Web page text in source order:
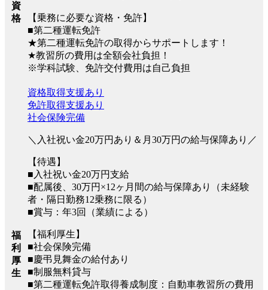
資
格
【乗務に必要な資格・免許】
■第二種運転免許
★第二種運転免許の取得からサポートします！
★教習所の費用は全額会社負担！
※学科試験、免許交付費用は自己負担
福
利
厚
生
資格取得支援あり
免許取得支援あり
社会保険完備
＼入社祝い金20万円あり＆月30万円の給与保障あり／
【待遇】
■入社祝い金20万円支給
■配属後、30万円×12ヶ月間の給与保障あり（未経験
者・隔日勤務12乗務に限る）
■賞与：年3回（業績による）
【福利厚生】
■社会保険完備
■慶弔見舞金の給付あり
■制服無料貸与
■第二種運転免許取得養成制度：自動車教習所の費用